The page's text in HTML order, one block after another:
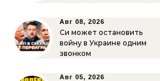
Авг 08, 2026
Си может остановить
войну в Украине одним
звонком
Авг 05, 2026